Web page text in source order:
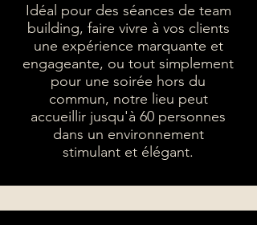
Idéal pour des séances de team
building, faire vivre à vos clients
une expérience marquante et
engageante, ou tout simplement
pour une soirée hors du
commun, notre lieu peut
accueillir jusqu'à 60 personnes
dans un environnement
stimulant et élégant.